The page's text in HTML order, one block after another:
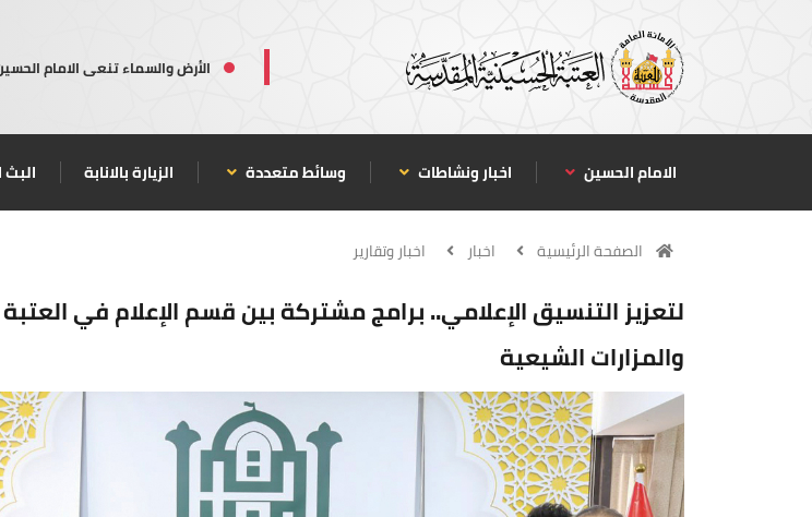
الأرض والسماء تنعى الامام
الامام الحسين اخبار ونشاطات وسائط متعددة الزيارة بالانابة البث
الصفحة الرئيسية اخبار اخبار وتقارير
لتعزيز التنسيق الإعلامي.. برامج مشتركة بين قسم الإعلام في
والمزارات الشيعية